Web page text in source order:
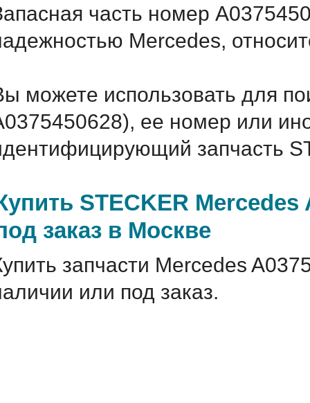
часть номер
Mercedes,
можете использовать для
ее номер или
запчасть
STECKER
заказ в Москве
запчасти Mercedes
или под заказ.